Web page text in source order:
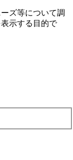
ズ等について調
⽰する⽬的で